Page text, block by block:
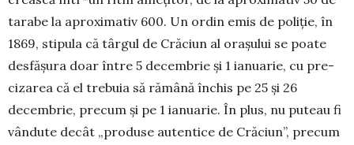
tarabe la aproximativ 600. Un or­din emis de poliție, în
1869, stipula că târgul de Crăciun al orașului se poate
desfășura doar între 5 decem­brie și 1 ianuarie, cu pre­
cizarea că el trebuia să rămână în­chis pe 25 și 26
decembrie, pre­cum și pe 1 ianuarie. În plus, nu pu­teau fi
vândute decât „produse au­tentice de Crăciun”, pre­cum